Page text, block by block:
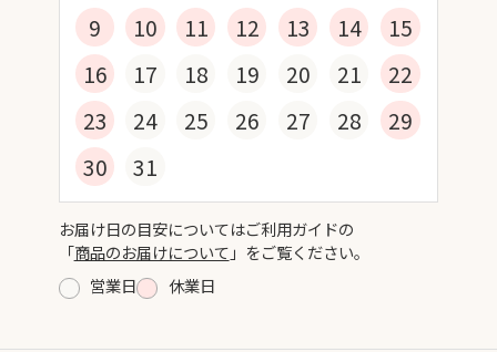
9
10 11 12 13 14
15
16
17 18 19 20 21
22
23
24 25 26 27 28
29
30
31
お届け日の目安についてはご利用ガイドの
「商品のお届けについて 」をご覧ください。
営業日
休業日